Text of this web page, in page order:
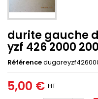
durite gauche
yzf 426 2000
Référence
5,00 € HT